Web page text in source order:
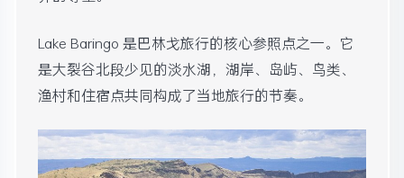
Lake Baringo 是巴林戈旅行的核心参照点之一。它
是大裂谷北段少见的淡水湖，湖岸、岛屿、鸟类、
渔村和住宿点共同构成了当地旅行的节奏。